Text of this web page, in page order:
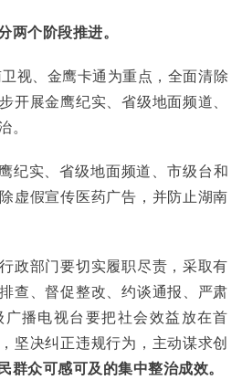
两个阶段推进。
视、金鹰卡通为重点，全面清除
开展金鹰纪实、省级地面频道、
纪实、省级地面频道、市级台和
虚假宣传医药广告，并防止湖南
政部门要切实履职尽责，采取有
查、督促整改、约谈通报、严肃
播电视台要把社会效益放在首
坚决纠正违规行为，主动谋求创
群众可感可及的集中整治成效。